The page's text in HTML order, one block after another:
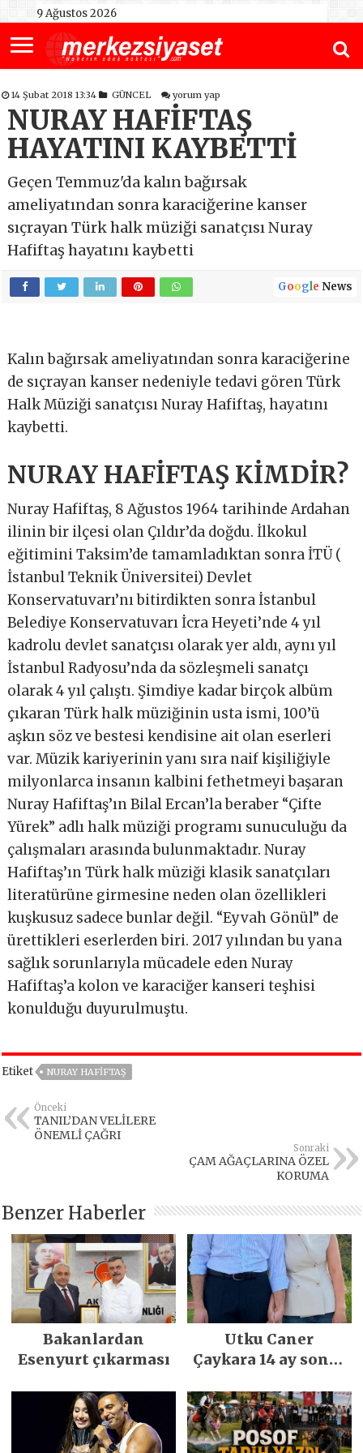
9 Ağustos 2026
14 Şubat 2018 13:34 GÜNCEL yorum yap
NURAY HAFİFTAŞ
HAYATINI KAYBETTİ
Geçen Temmuz'da kalın bağırsak
ameliyatından sonra karaciğerine kanser
sıçrayan Türk halk müziği sanatçısı Nuray
Hafiftaş hayatını kaybetti
Google News
Kalın bağırsak ameliyatından sonra karaciğerine
de sıçrayan kanser nedeniyle tedavi gören Türk
Halk Müziği sanatçısı Nuray Hafiftaş, hayatını
kaybetti.
NURAY HAFİFTAŞ KİMDİR?
Nuray Hafiftaş, 8 Ağustos 1964 tarihinde Ardahan
ilinin bir ilçesi olan Çıldır’da doğdu. İlkokul
eğitimini Taksim’de tamamladıktan sonra İTÜ (
İstanbul Teknik Üniversitei) Devlet
Konservatuvarı’nı bitirdikten sonra İstanbul
Belediye Konservatuvarı İcra Heyeti’nde 4 yıl
kadrolu devlet sanatçısı olarak yer aldı, aynı yıl
İstanbul Radyosu’nda da sözleşmeli sanatçı
olarak 4 yıl çalıştı. Şimdiye kadar birçok albüm
çıkaran Türk halk müziğinin usta ismi, 100’ü
aşkın söz ve bestesi kendisine ait olan eserleri
var. Müzik kariyerinin yanı sıra naif kişiliğiyle
milyonlarca insanın kalbini fethetmeyi başaran
Nuray Hafiftaş’ın Bilal Ercan’la beraber “Çifte
Yürek” adlı halk müziği programı sunuculuğu da
çalışmaları arasında bulunmaktadır. Nuray
Hafiftaş’ın Türk halk müziği klasik sanatçıları
literatürüne girmesine neden olan özellikleri
kuşkusuz sadece bunlar değil. “Eyvah Gönül” de
ürettikleri eserlerden biri. 2017 yılından bu yana
sağlık sorunlarıyla mücadele eden Nuray
Hafiftaş’a kolon ve karaciğer kanseri teşhisi
konulduğu duyurulmuştu.
Etiket NURAY HAFIFTAŞ
Önceki
TANIL’DAN VELİLERE
ÖNEMLİ ÇAĞRI
Sonraki
ÇAM AĞAÇLARINA ÖZEL
KORUMA
Benzer Haberler
Bakanlardan
Esenyurt çıkarması
Utku Caner
Çaykara 14 ay sonra
kavuştu